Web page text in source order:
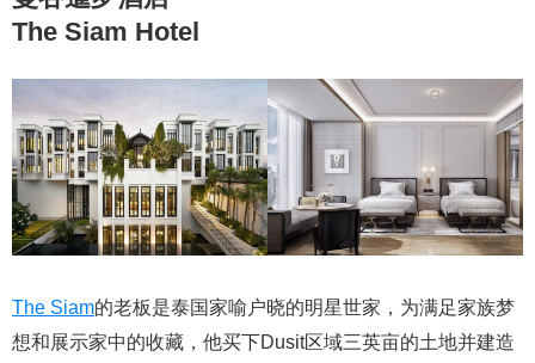
The Siam Hotel
The Siam的老板是泰国家喻户晓的明星世家，为满足家族梦
想和展示家中的收藏，他买下Dusit区域三英亩的土地并建造